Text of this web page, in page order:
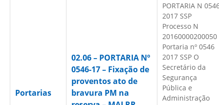
Portarias
02.06 – PORTARIA Nº
0546-17 – Fixação de
proventos ato de
bravura PM na
PORTARIA N
2017 SSP
Processo N
20160000200050
Portaria nº 0546
2017 SSP O
Secretário da
Segurança
Pública e
Administração